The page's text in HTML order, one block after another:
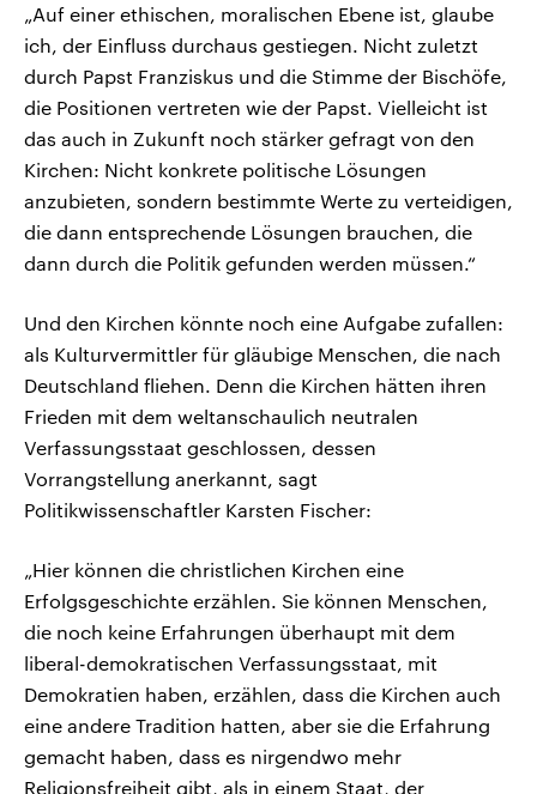
„Auf einer ethischen, moralischen Ebene ist, glaube
ich, der Einfluss durchaus gestiegen. Nicht zuletzt
durch Papst Franziskus und die Stimme der Bischöfe,
die Positionen vertreten wie der Papst. Vielleicht ist
das auch in Zukunft noch stärker gefragt von den
Kirchen: Nicht konkrete politische Lösungen
anzubieten, sondern bestimmte Werte zu verteidigen,
die dann entsprechende Lösungen brauchen, die
dann durch die Politik gefunden werden müssen.“
Und den Kirchen könnte noch eine Aufgabe zufallen:
als Kulturvermittler für gläubige Menschen, die nach
Deutschland fliehen. Denn die Kirchen hätten ihren
Frieden mit dem weltanschaulich neutralen
Verfassungsstaat geschlossen, dessen
Vorrangstellung anerkannt, sagt
Politikwissenschaftler Karsten Fischer:
„Hier können die christlichen Kirchen eine
Erfolgsgeschichte erzählen. Sie können Menschen,
die noch keine Erfahrungen überhaupt mit dem
liberal-demokratischen Verfassungsstaat, mit
Demokratien haben, erzählen, dass die Kirchen auch
eine andere Tradition hatten, aber sie die Erfahrung
gemacht haben, dass es nirgendwo mehr
Religionsfreiheit gibt, als in einem Staat, der